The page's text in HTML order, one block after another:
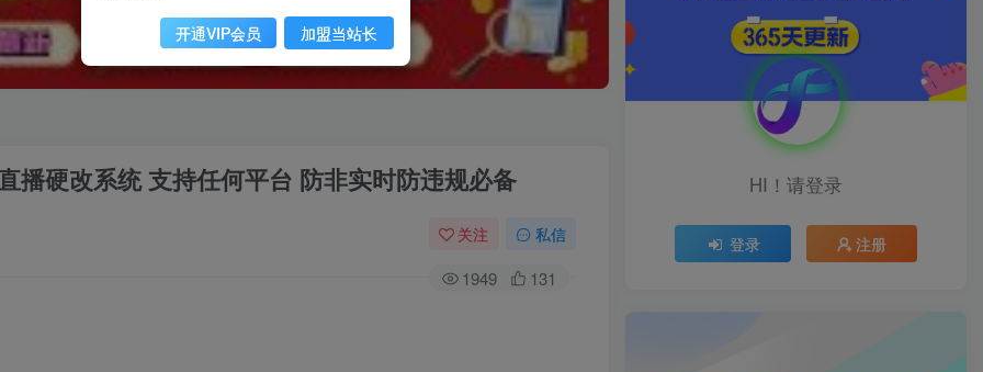
播硬改系统 支持任何平台 防非实时防违规必备
关注 私信
1949 131
HI！请登录
登录 注册
开通VIP会员 加盟当站长